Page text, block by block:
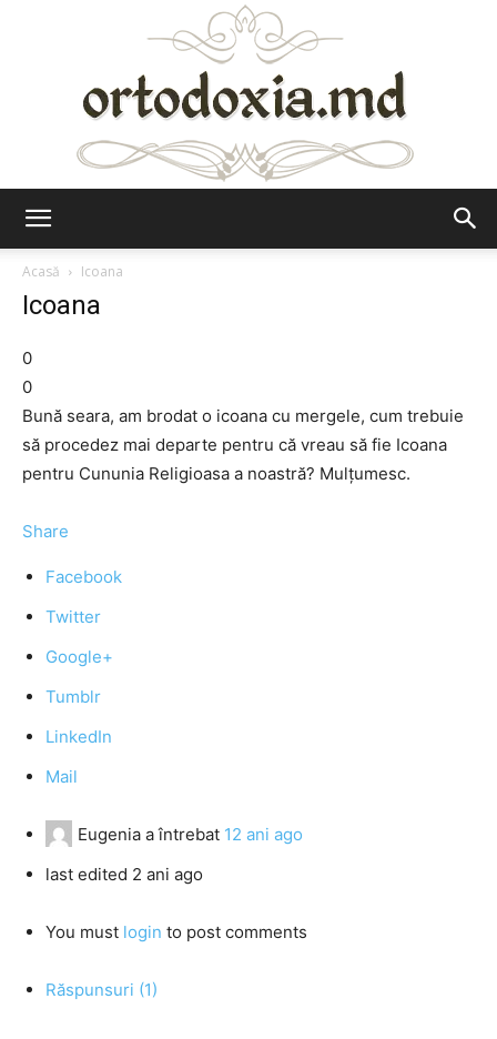
Acasă
Icoana
Icoana
0
0
Bună seara, am brodat o icoana cu mergele, cum trebuie
să procedez mai departe pentru că vreau să fie Icoana
pentru Cununia Religioasa a noastră? Mulțumesc.
Share
Facebook
Twitter
Google+
Tumblr
LinkedIn
Mail
Eugenia a întrebat 12 ani ago
last edited 2 ani ago
You must login to post comments
Răspunsuri (1)